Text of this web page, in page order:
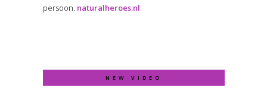
persoon. naturalheroes.nl
NEW VIDEO